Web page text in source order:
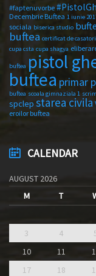
#faptenuvorbe
Decembrie Buftea 1 iunie
sociala biserica studio
buftea certificat de
cupa csta cupa shagya
buftea pistol
buftea primar
buftea scoala gimnaziala 1
spclep starea civila
eroilor buftea
CALENDAR
AUGUST 2026
M
T
3
4
10
11
17
18